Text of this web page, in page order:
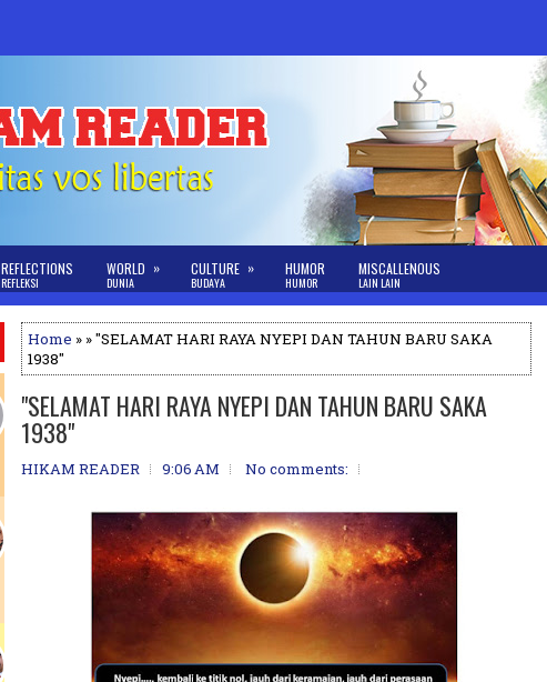
REFLECTIONS
REFLEKSI
WORLD
DUNIA
» CULTURE
BUDAYA
» HUMOR
HUMOR
MISCALLENOUS
LAIN LAIN
Home » » "SELAMAT HARI RAYA NYEPI DAN TAHUN BARU SAKA
1938"
"SELAMAT HARI RAYA NYEPI DAN TAHUN BARU SAKA
1938"
HIKAM READER 9:06 AM No comments: